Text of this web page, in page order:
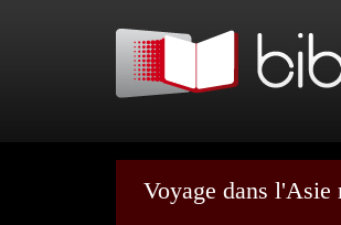
Voyage dans